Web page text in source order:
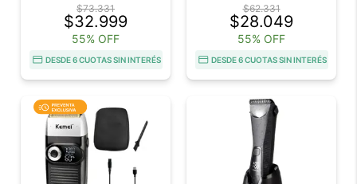
$73.331
$32.999
55% OFF
DESDE 6 CUOTAS SIN INTERÉS
$62.331
$28.049
55% OFF
DESDE 6 CUOTAS SIN INTERÉS